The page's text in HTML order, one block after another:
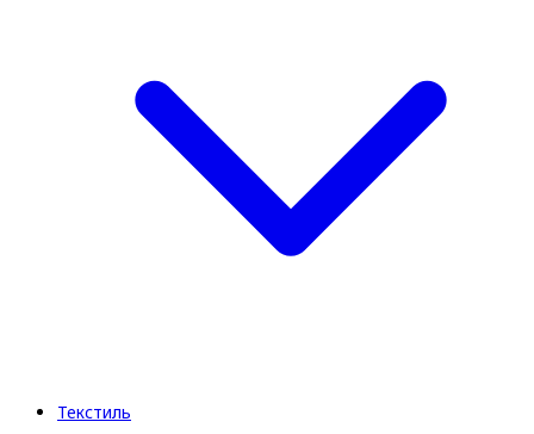
Текстиль